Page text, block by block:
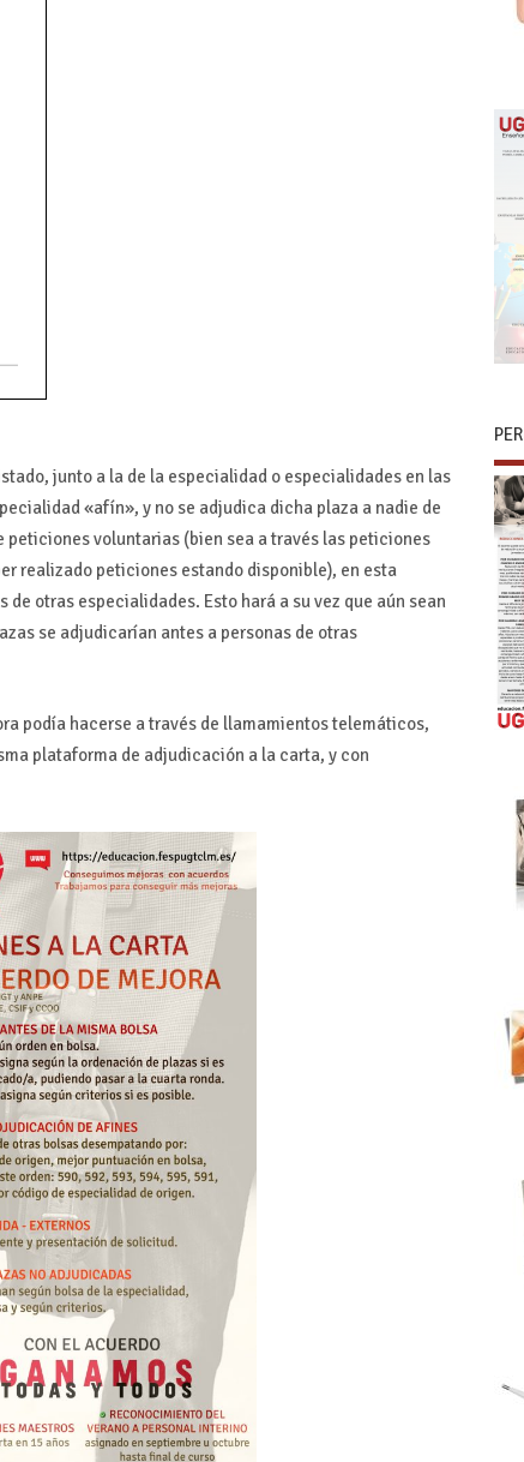
junto a la de la especialidad o especialidades en las
«afín», y no se adjudica dicha plaza a nadie de
peticiones voluntarias (bien sea a través las peticiones
realizado peticiones estando disponible), en esta
otras especialidades. Esto hará a su vez que aún sean
se adjudicarían antes a personas de otras
podía hacerse a través de llamamientos telemáticos,
plataforma de adjudicación a la carta, y con